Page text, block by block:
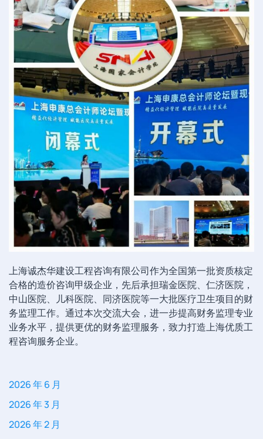
上海诚杰华建设工程咨询有限公司作为全国第一批资质核定
合格的造价咨询甲级企业，先后承担瑞金医院、仁济医院，
中山医院、儿科医院、同济医院等一大批医疗卫生项目的财
务监理工作。通过本次交流大会，进一步提高财务监理专业
业务水平，提供更优的财务监理服务，致力打造上海优质工
程咨询服务企业。
2026 年 6 月
2026 年 3 月
2026 年 2 月